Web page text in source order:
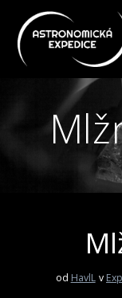
od HavlL v